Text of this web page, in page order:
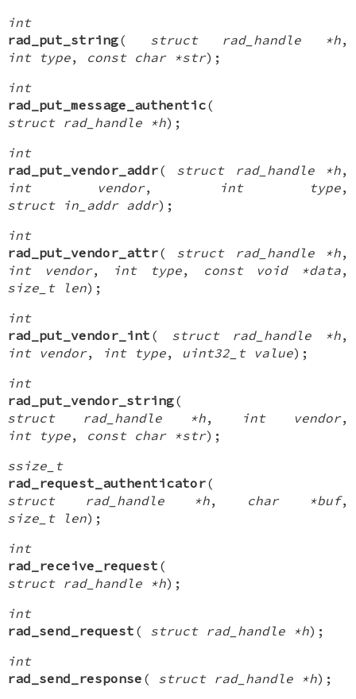
int
rad_put_string( struct rad_handle *h,
int type, const char *str);
int
rad_put_message_authentic(
struct rad_handle *h);
int
rad_put_vendor_addr( struct rad_handle *h,
int vendor, int type,
struct in_addr addr);
int
rad_put_vendor_attr( struct rad_handle *h,
int vendor, int type, const void *data,
size_t len);
int
rad_put_vendor_int ( struct rad_handle *h,
int vendor, int type, uint32_t value);
int
rad_put_vendor_string(
struct rad_handle *h, int vendor,
int type, const char *str);
ssize_t
rad_request_authenticator(
struct rad_handle *h, char *buf,
size_t len);
int
rad_receive_request (
struct rad_handle *h);
int
rad_send_request ( struct rad_handle *h);
int
rad_send_response ( struct rad_handle *h);